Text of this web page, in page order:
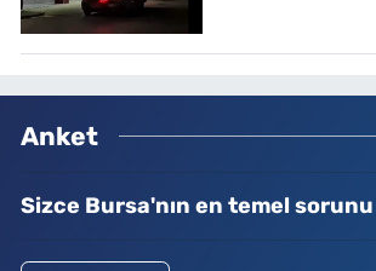
Anket
Sizce Bursa'nın en temel